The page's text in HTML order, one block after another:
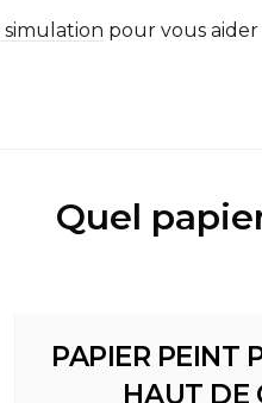
simulation pour vous
Quel
PAPIER PEINT
HAUT DE